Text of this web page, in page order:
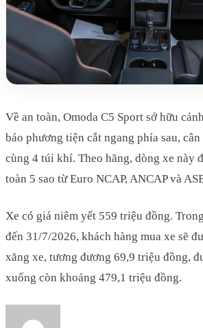
Về an toàn, Omoda C5 Sport sở hữu
báo phương tiện cắt ngang phía sau,
cùng 4 túi khí. Theo hãng, dòng xe này
toàn 5 sao từ Euro NCAP, ANCAP và
Xe có giá niêm yết 559 triệu đồng.
đến 31/7/2026, khách hàng mua xe sẽ
xăng xe, tương đương 69,9 triệu đồng,
xuống còn khoảng 479,1 triệu đồng.